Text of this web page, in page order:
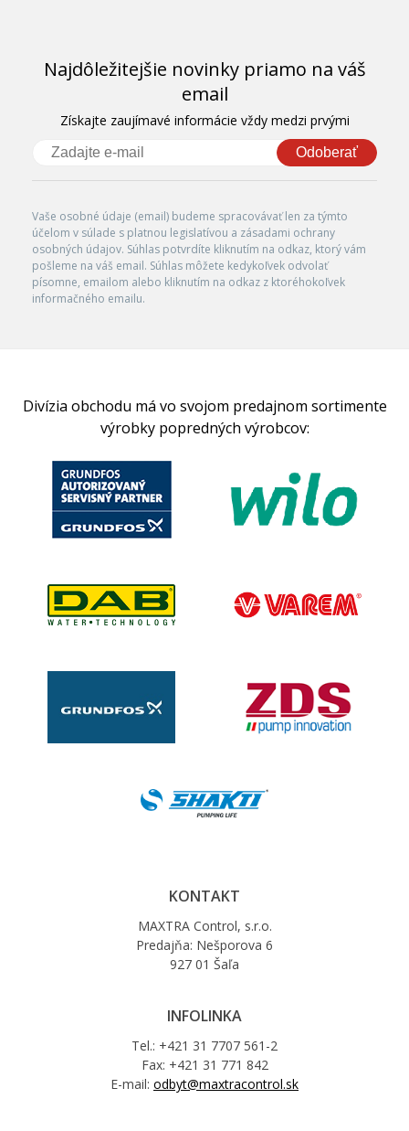
Najdôležitejšie novinky priamo na váš
email
Získajte zaujímavé informácie vždy medzi prvými
Odoberať
Vaše osobné údaje (email) budeme spracovávať len za týmto
účelom v súlade s platnou legislatívou a zásadami ochrany
osobných údajov. Súhlas potvrdíte kliknutím na odkaz, ktorý vám
pošleme na váš email. Súhlas môžete kedykoľvek odvolať
písomne, emailom alebo kliknutím na odkaz z ktoréhokoľvek
informačného emailu.
Divízia obchodu má vo svojom predajnom sortimente
výrobky popredných výrobcov:
KONTAKT
MAXTRA Control, s.r.o.
Predajňa: Nešporova 6
927 01 Šaľa
INFOLINKA
Tel.: +421 31 7707 561-2
Fax: +421 31 771 842
E-mail: odbyt@maxtracontrol.sk